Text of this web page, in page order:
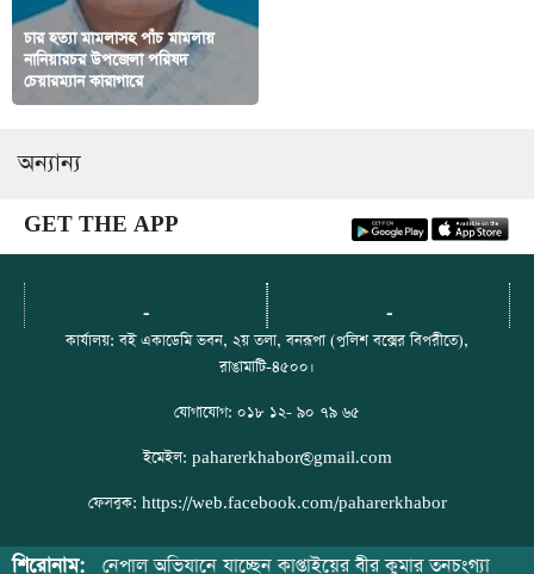
চার হত্যা মামলাসহ পাঁচ মামলায়
নানিয়ারচর উপজেলা পরিষদ
চেয়ারম্যান কারাগারে
অন্যান্য
GET THE APP
- -
কার্যালয়: বই একাডেমি ভবন, ২য় তলা, বনরূপা (পুলিশ বক্সের বিপরীতে),
রাঙামাটি-৪৫০০।
যোগাযোগ: ০১৮ ১২- ৯০ ৭৯ ৬৫
ইমেইল: paharerkhabor@gmail.com
ফেসবুক: https://web.facebook.com/paharerkhabor
শিরোনাম:নেপাল অভিযানে যাচ্ছেন কাপ্তাইয়ের বীর কুমার তনচংগ্যা